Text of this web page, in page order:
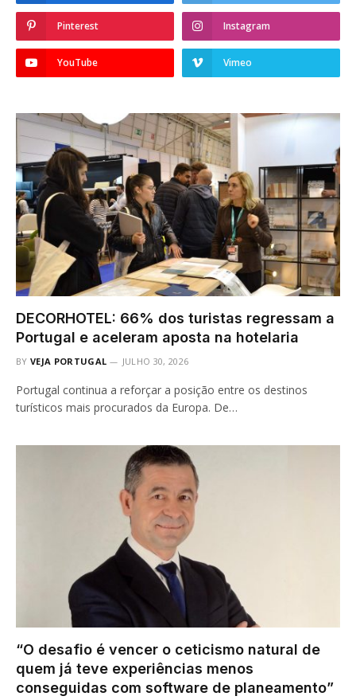
Pinterest Instagram
YouTube Vimeo
DECORHOTEL: 66% dos turistas regressam a
Portugal e aceleram aposta na hotelaria
BY VEJA PORTUGAL JULHO 30, 2026
Portugal continua a reforçar a posição entre os destinos
turísticos mais procurados da Europa. De…
“O desafio é vencer o ceticismo natural de
quem já teve experiências menos
conseguidas com software de planeamento”